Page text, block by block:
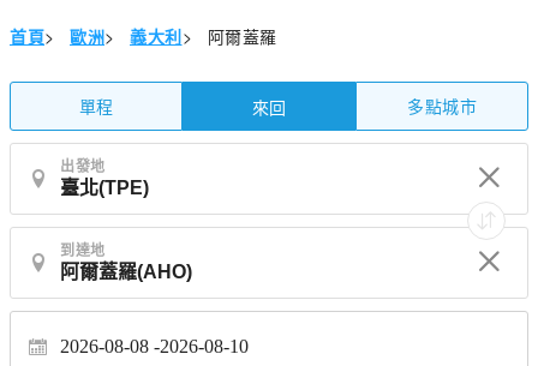
首頁> 歐洲> 義大利> 阿爾蓋羅
單程 來回 多點城市
出發地
到達地
2026-08-08 2026-08-10